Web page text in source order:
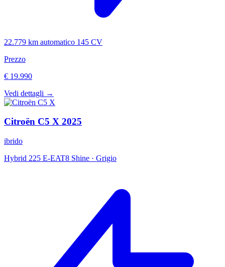
22.779 km automatico 145 CV
Prezzo
€ 19.990
Vedi dettagli →
Citroën C5 X 2025
ibrido
Hybrid 225 E-EAT8 Shine · Grigio